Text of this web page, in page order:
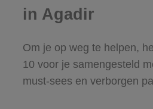
in Agadir
Om je op weg te helpen,
10 voor je samengesteld
must-sees en verborgen